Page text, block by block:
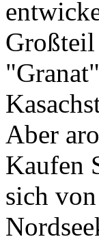
Großteil
Aber
Kaufen
sich